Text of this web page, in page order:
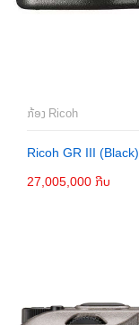
ກ້ອງ Ricoh
Ricoh GR III (Black)
27,005,000 ກີບ
ເພີ່ມເຂົ້າກະຕ່າ